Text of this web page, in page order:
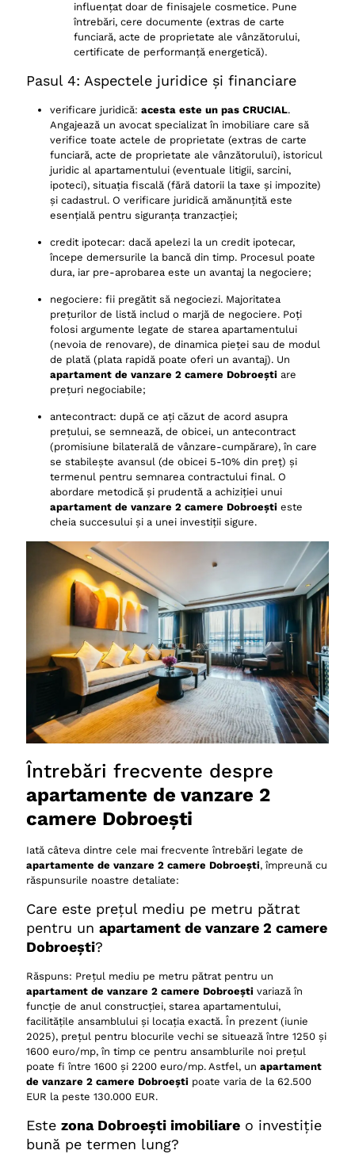
influențat doar de finisajele cosmetice. Pune
întrebări, cere documente (extras de carte
funciară, acte de proprietate ale vânzătorului,
certificate de performanță energetică).
Pasul 4: Aspectele juridice și financiare
verificare juridică: acesta este un pas CRUCIAL.
Angajează un avocat specializat în imobiliare care să
verifice toate actele de proprietate (extras de carte
funciară, acte de proprietate ale vânzătorului), istoricul
juridic al apartamentului (eventuale litigii, sarcini,
ipoteci), situația fiscală (fără datorii la taxe și impozite)
și cadastrul. O verificare juridică amănunțită este
esențială pentru siguranța tranzacției;
credit ipotecar: dacă apelezi la un credit ipotecar,
începe demersurile la bancă din timp. Procesul poate
dura, iar pre-aprobarea este un avantaj la negociere;
negociere: fii pregătit să negociezi. Majoritatea
prețurilor de listă includ o marjă de negociere. Poți
folosi argumente legate de starea apartamentului
(nevoia de renovare), de dinamica pieței sau de modul
de plată (plata rapidă poate oferi un avantaj). Un
apartament de vanzare 2 camere Dobroești are
prețuri negociabile;
antecontract: după ce ați căzut de acord asupra
prețului, se semnează, de obicei, un antecontract
(promisiune bilaterală de vânzare-cumpărare), în care
se stabilește avansul (de obicei 5-10% din preț) și
termenul pentru semnarea contractului final. O
abordare metodică și prudentă a achiziției unui
apartament de vanzare 2 camere Dobroești este
cheia succesului și a unei investiții sigure.
Întrebări frecvente despre
apartamente de vanzare 2
camere Dobroești
Iată câteva dintre cele mai frecvente întrebări legate de
apartamente de vanzare 2 camere Dobroești, împreună cu
răspunsurile noastre detaliate:
Care este prețul mediu pe metru pătrat
pentru un apartament de vanzare 2 camere
Dobroești?
Răspuns: Prețul mediu pe metru pătrat pentru un
apartament de vanzare 2 camere Dobroești variază în
funcție de anul construcției, starea apartamentului,
facilitățile ansamblului și locația exactă. În prezent (iunie
2025), prețul pentru blocurile vechi se situează între 1250 și
1600 euro/mp, în timp ce pentru ansamblurile noi prețul
poate fi între 1600 și 2200 euro/mp. Astfel, un apartament
de vanzare 2 camere Dobroești poate varia de la 62.500
EUR la peste 130.000 EUR.
Este zona Dobroești imobiliare o investiție
bună pe termen lung?